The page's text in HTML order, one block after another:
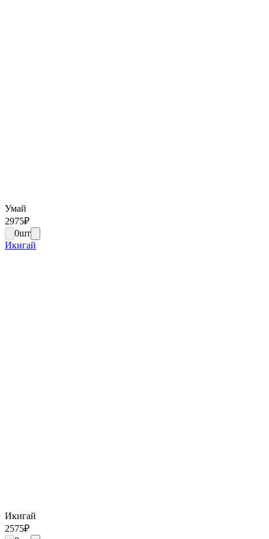
Умай
2975₽
0шт
Икигай
Икигай
2575₽